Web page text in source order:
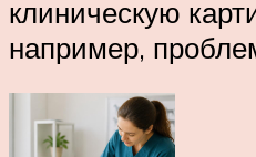
клиническую
например,